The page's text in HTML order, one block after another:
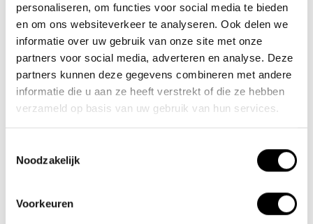
personaliseren, om functies voor social media te bieden
en om ons websiteverkeer te analyseren. Ook delen we
informatie over uw gebruik van onze site met onze
partners voor social media, adverteren en analyse. Deze
partners kunnen deze gegevens combineren met andere
informatie die u aan ze heeft verstrekt of die ze hebben
verzameld op basis van uw gebruik van hun services.
Noodzakelijk
Voorkeuren
Numéro de la Chambre de Commerce : 62140957
Numéro de TVA : NL854680950B01
(+31) 73 203 2487
(+31) 73 203 2487
sales@lacros.nl